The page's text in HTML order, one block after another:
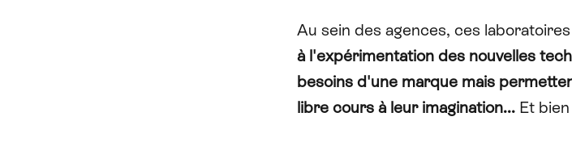
Au sein des agences, ces
à l'expérimentation des nouvelles
besoins d'une marque mais
libre cours à leur imagination... Et